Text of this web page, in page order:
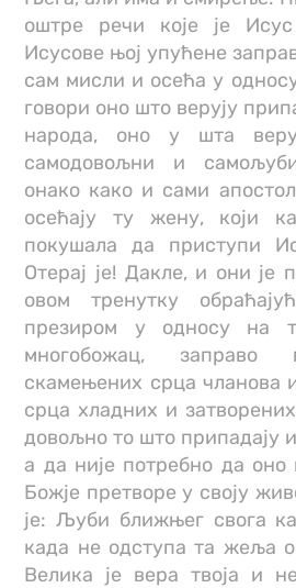
оштре речи које је
Исусове њој упућене
сам мисли и осећа у
говори оно што верују
народа, оно у шта
самодовољни и
онако како и сами
осећају ту жену, који
покушала да приступи
Отерај је! Дакле, и они је
овом тренутку
презиром у односу на
многобожац, заправо
скамењених срца чланова
срца хладних и
довољно то што припадају
а да није потребно да оно
Божје претворе у своју
је: Љуби ближњег свога
када не одступа та жеља
Велика је вера твоја и